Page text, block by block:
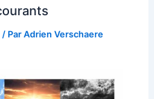
/ ParAdrien Verschaere